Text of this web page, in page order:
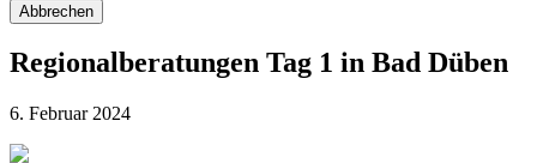
Abbrechen
Regionalberatungen Tag 1 in Bad Düben
6. Februar 2024